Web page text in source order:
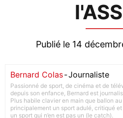
Publié le 14
Bernard Colas-Journaliste
Passionné de sport, de cinéma et de
depuis son enfance, Bernard est
Plus habile clavier en main que ballon
principalement un sport adulé, critiqué
un sport qui n’en est pas un (le catch).